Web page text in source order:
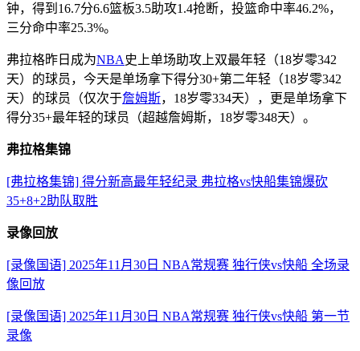
钟，得到16.7分6.6篮板3.5助攻1.4抢断，投篮命中率46.2%，
三分命中率25.3%。
弗拉格昨日成为NBA 史上单场助攻上双最年轻（18岁零342
天）的球员，今天是单场拿下得分30+第二年轻（18岁零342
天）的球员（仅次于詹姆斯，18岁零334天），更是单场拿下
得分35+最年轻的球员（超越詹姆斯，18岁零348天）。
弗拉格集锦
[弗拉格集锦] 得分新高最年轻纪录 弗拉格vs快船集锦爆砍
35+8+2助队取胜
录像回放
[录像国语] 2025年11月30日 NBA常规赛 独行侠vs快船 全场录
像回放
[录像国语] 2025年11月30日 NBA常规赛 独行侠vs快船 第一节
录像